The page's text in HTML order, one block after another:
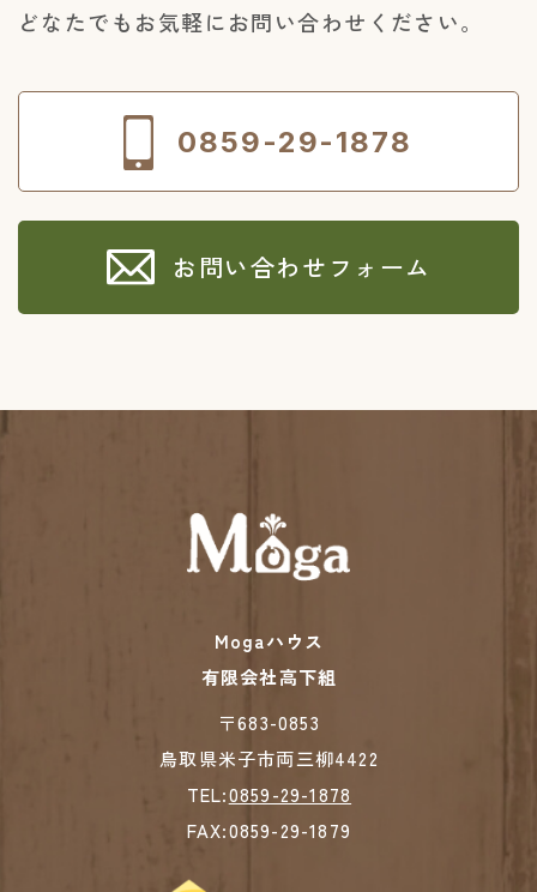
どなたでもお気軽にお問い合わせください。
0859-29-1878
お問い合わせフォーム
Mogaハウス
有限会社高下組
​​​​​​​〒683-0853
鳥取県米子市両三柳4422
TEL:0859-29-1878
FAX:0859-29-1879